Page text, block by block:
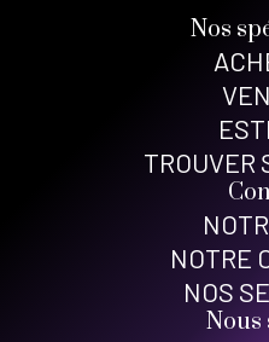
Nos
TROUVER
NOTRE
NOS
Nous